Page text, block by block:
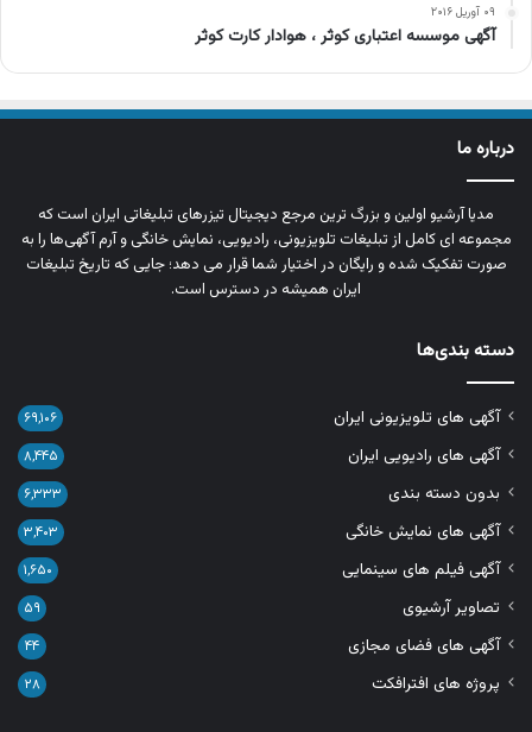
۰۹ آوریل ۲۰۱۶
آگهی موسسه اعتباری کوثر ، هوادار کارت کوثر
درباره ما
مدیا آرشیو اولین و بزرگ‌ ترین مرجع دیجیتال تیزرهای تبلیغاتی ایران است که
مجموعه‌ ای کامل از تبلیغات تلویزیونی، رادیویی، نمایش خانگی و آرم‌ آگهی‌ها را به‌
صورت تفکیک‌ شده و رایگان در اختیار شما قرار می‌ دهد؛ جایی که تاریخ تبلیغات
ایران همیشه در دسترس است.
دسته بندی‌ها
آگهی های تلویزیونی ایران ۶۹,۱۰۶
آگهی های رادیویی ایران ۸,۴۴۵
بدون دسته بندی ۶,۳۳۳
آگهی های نمایش خانگی ۳,۴۰۳
آگهی فیلم های سینمایی ۱,۶۵۰
تصاویر آرشیوی ۵۹
آگهی های فضای مجازی ۴۴
پروژه های افترافکت ۲۸